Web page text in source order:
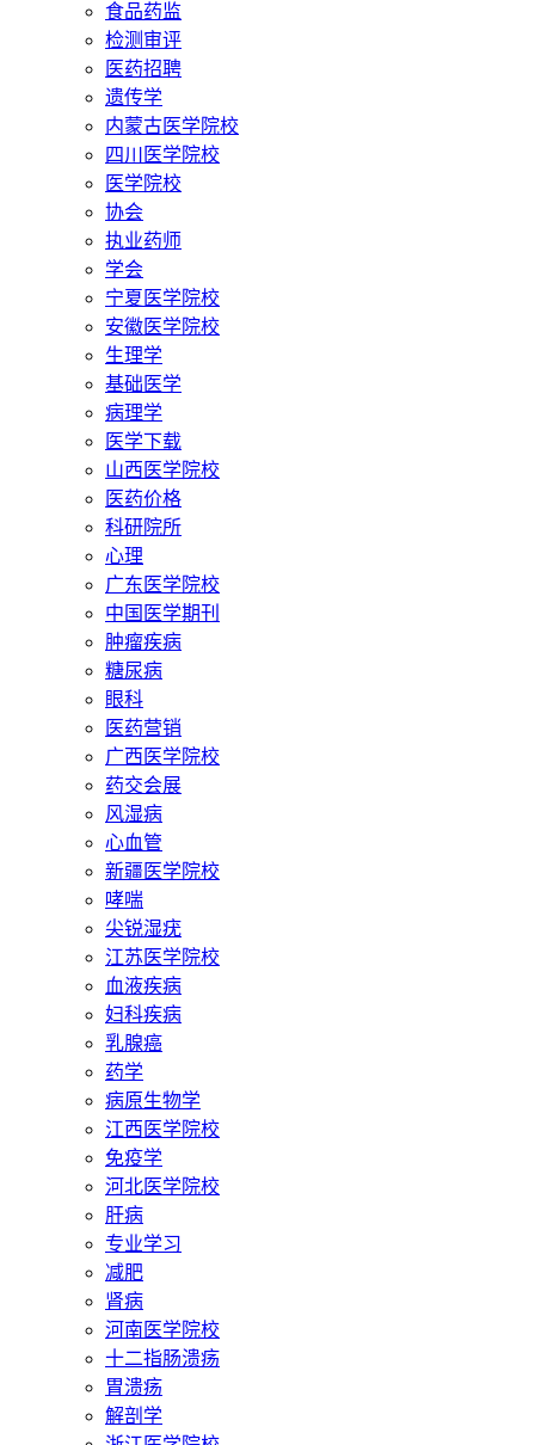
食品药监
检测审评
医药招聘
遗传学
内蒙古医学院校
四川医学院校
医学院校
协会
执业药师
学会
宁夏医学院校
安徽医学院校
生理学
基础医学
病理学
医学下载
山西医学院校
医药价格
科研院所
心理
广东医学院校
中国医学期刊
肿瘤疾病
糖尿病
眼科
医药营销
广西医学院校
药交会展
风湿病
心血管
新疆医学院校
哮喘
尖锐湿疣
江苏医学院校
血液疾病
妇科疾病
乳腺癌
药学
病原生物学
江西医学院校
免疫学
河北医学院校
肝病
专业学习
减肥
肾病
河南医学院校
十二指肠溃疡
胃溃疡
解剖学